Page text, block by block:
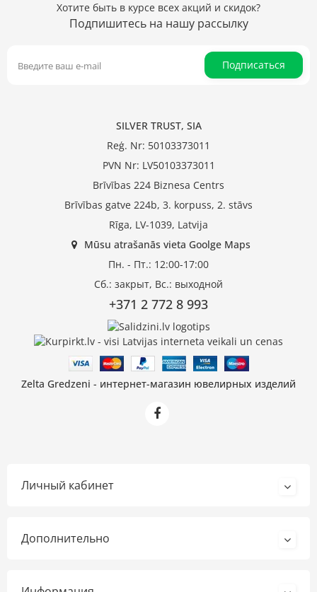
Хотите быть в курсе всех акций и скидок?
Подпишитесь на нашу рассылку
Подписаться
SILVER TRUST, SIA
Reģ. Nr: 50103373011
PVN Nr: LV50103373011
Brīvības 224 Biznesa Centrs
Brīvības gatve 224b, 3. korpuss, 2. stāvs
Rīga, LV-1039, Latvija
Mūsu atrašanās vieta Goolge Maps
Пн. - Пт.: 12:00-17:00
Сб.: закрыт, Вс.: выходной
+371 2 772 8 993
Zelta Gredzeni - интернет-магазин ювелирных изделий
Личный кабинет
Дополнительно